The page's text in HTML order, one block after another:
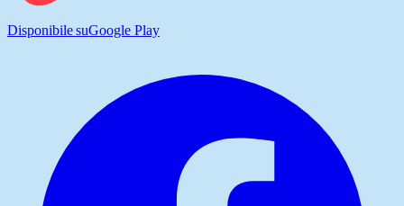
Disponibile suGoogle Play